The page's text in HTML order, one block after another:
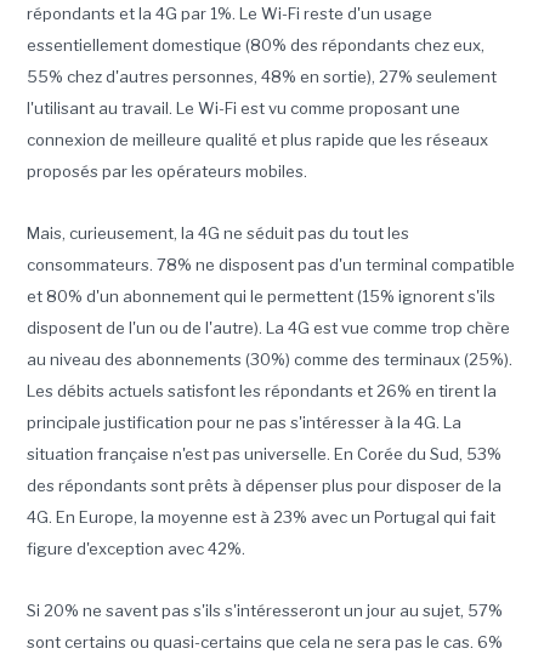
répondants et la 4G par 1%. Le Wi-Fi reste d'un usage
essentiellement domestique (80% des répondants chez eux,
55% chez d'autres personnes, 48% en sortie), 27% seulement
l'utilisant au travail. Le Wi-Fi est vu comme proposant une
connexion de meilleure qualité et plus rapide que les réseaux
proposés par les opérateurs mobiles.
Mais, curieusement, la 4G ne séduit pas du tout les
consommateurs. 78% ne disposent pas d'un terminal compatible
et 80% d'un abonnement qui le permettent (15% ignorent s'ils
disposent de l'un ou de l'autre). La 4G est vue comme trop chère
au niveau des abonnements (30%) comme des terminaux (25%).
Les débits actuels satisfont les répondants et 26% en tirent la
principale justification pour ne pas s'intéresser à la 4G. La
situation française n'est pas universelle. En Corée du Sud, 53%
des répondants sont prêts à dépenser plus pour disposer de la
4G. En Europe, la moyenne est à 23% avec un Portugal qui fait
figure d'exception avec 42%.
Si 20% ne savent pas s'ils s'intéresseront un jour au sujet, 57%
sont certains ou quasi-certains que cela ne sera pas le cas. 6%